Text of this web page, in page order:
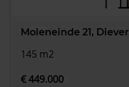
Moleneinde 21, Diever
145 m2
€ 449.000